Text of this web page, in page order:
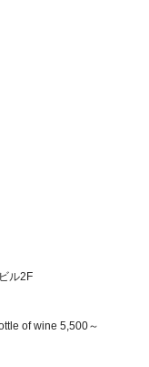
ル2F
of wine 5,500～